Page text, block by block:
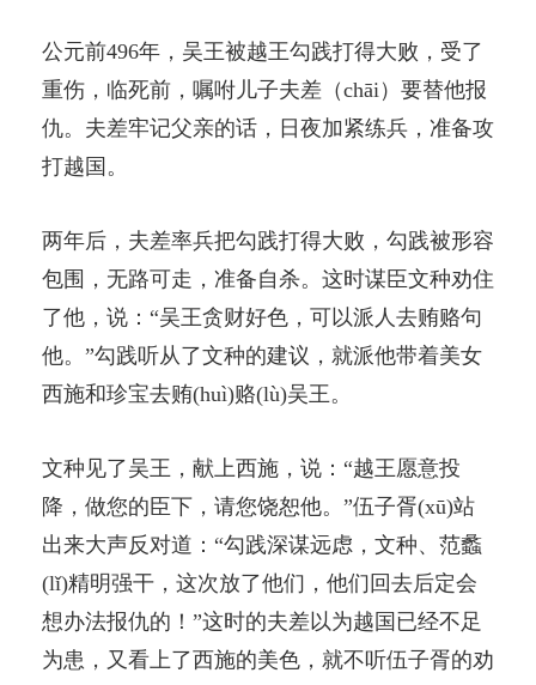
公元前496年，吴王被越王勾践打得大败，受了
重伤，临死前，嘱咐儿子夫差（chāi）要替他报
仇。夫差牢记父亲的话，日夜加紧练兵，准备攻
打越国。
两年后，夫差率兵把勾践打得大败，勾践被形容
包围，无路可走，准备自杀。这时谋臣文种劝住
了他，说：“吴王贪财好色，可以派人去贿赂句
他。”勾践听从了文种的建议，就派他带着美女
西施和珍宝去贿(huì)赂(lù)吴王。
文种见了吴王，献上西施，说：“越王愿意投
降，做您的臣下，请您饶恕他。”伍子胥(xū)站
出来大声反对道：“勾践深谋远虑，文种、范蠡
(lǐ)精明强干，这次放了他们，他们回去后定会
想办法报仇的！”这时的夫差以为越国已经不足
为患，又看上了西施的美色，就不听伍子胥的劝